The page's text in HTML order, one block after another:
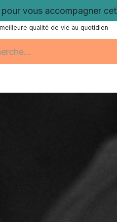
vous accompagner cet
qualité de vie au quotidien